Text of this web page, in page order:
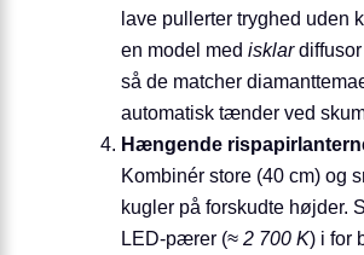
lave pullerter tryghed uden
en model med isklardiffusor
så de matcher
automatisk tænder ved
Hængende
Kombinér store (40 cm) og
kugler på forskudte højder.
LED-pærer (≈ 2 700 K) i for